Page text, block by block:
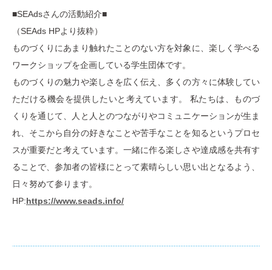
■SEAdsさんの活動紹介■
（SEAds HPより抜粋）
ものづくりにあまり触れたことのない方を対象に、楽しく学べる
ワークショップを企画している学生団体です。
ものづくりの魅力や楽しさを広く伝え、多くの方々に体験してい
ただける機会を提供したいと考えています。 私たちは、ものづ
くりを通じて、人と人とのつながりやコミュニケーションが生ま
れ、そこから自分の好きなことや苦手なことを知るというプロセ
スが重要だと考えています。一緒に作る楽しさや達成感を共有す
ることで、参加者の皆様にとって素晴らしい思い出となるよう、
日々努めて参ります。
HP:https://www.seads.info/